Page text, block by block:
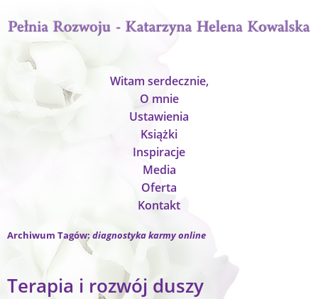
Witam serdecznie,
O mnie
Ustawienia
Książki
Inspiracje
Media
Oferta
Kontakt
Archiwum Tagów:diagnostyka karmy online
Terapia i rozwój duszy